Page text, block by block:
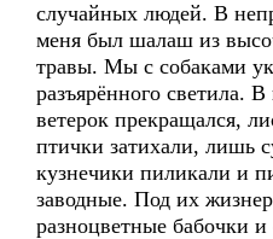
случайных людей. В
меня был шалаш из
травы. Мы с собаками
разъярённого светила.
ветерок прекращался,
птички затихали, лишь
кузнечики пиликали и
заводные. Под их
разноцветные бабочки